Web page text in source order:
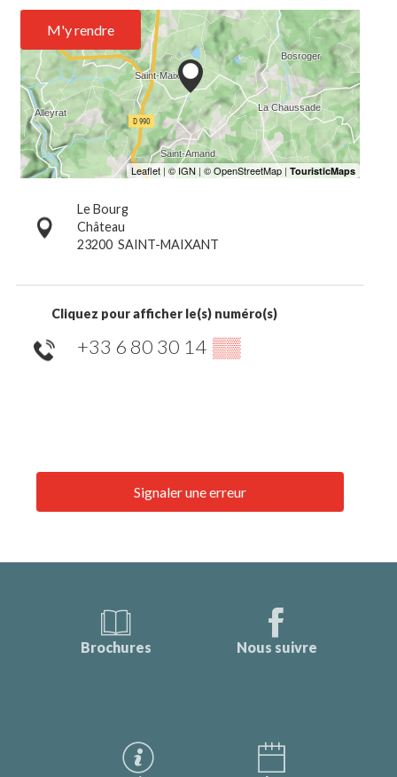
M'y rendre
Le Bourg
Château
23200 SAINT-MAIXANT
Cliquez pour afficher le(s) numéro(s)
+33 6 80 30 14 ▒▒
Signaler une erreur
Brochures Nous suivre